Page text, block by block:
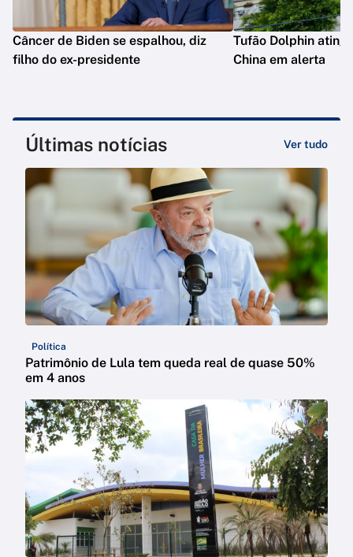
Câncer de Biden se espalhou, diz
filho do ex-presidente
Tufão Dolphin
China em alerta
Últimas notícias Ver tudo
Política
Patrimônio de Lula tem queda real de quase 50%
em 4 anos